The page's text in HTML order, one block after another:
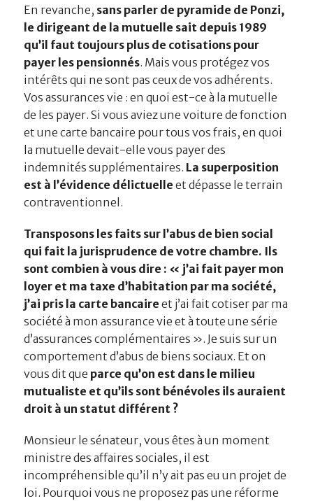
En revanche, sans parler de pyramide de Ponzi,
le dirigeant de la mutuelle sait depuis 1989
qu’il faut toujours plus de cotisations pour
payer les pensionnés. Mais vous protégez vos
intérêts qui ne sont pas ceux de vos adhérents.
Vos assurances vie : en quoi est-ce à la mutuelle
de les payer. Si vous aviez une voiture de fonction
et une carte bancaire pour tous vos frais, en quoi
la mutuelle devait-elle vous payer des
indemnités supplémentaires. La superposition
est à l’évidence délictuelle et dépasse le terrain
contraventionnel.
Transposons les faits sur l’abus de bien social
qui fait la jurisprudence de votre chambre. Ils
sont combien à vous dire : « j’ai fait payer mon
loyer et ma taxe d’habitation par ma société,
j’ai pris la carte bancaire et j’ai fait cotiser par ma
société à mon assurance vie et à toute une série
d’assurances complémentaires ». Je suis sur un
comportement d’abus de biens sociaux. Et on
vous dit que parce qu’on est dans le milieu
mutualiste et qu’ils sont bénévoles ils auraient
droit à un statut différent ?
Monsieur le sénateur, vous êtes à un moment
ministre des affaires sociales, il est
incompréhensible qu’il n’y ait pas eu un projet de
loi. Pourquoi vous ne proposez pas une réforme